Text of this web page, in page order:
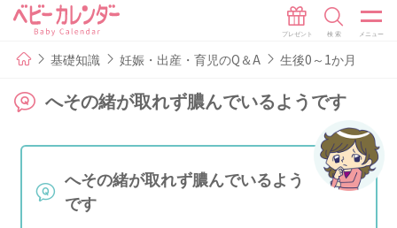
基礎知識 妊娠・出産・育児のQ＆A 生後0～1か月
へその緒が取れず膿んでいるようです
へその緒が取れず膿んでいるよう
です